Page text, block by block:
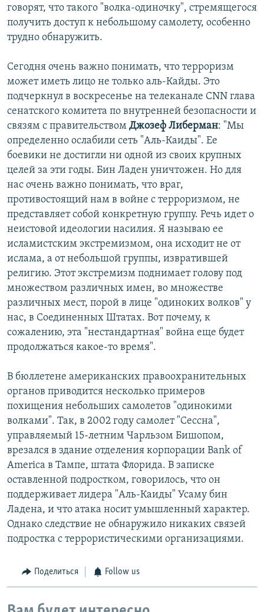
говорят, что такого "волка-одиночку", стремящегося
получить доступ к небольшому самолету, особенно
трудно обнаружить.
Сегодня очень важно понимать, что терроризм
может иметь лицо не только аль-Кайды. Это
подчеркнул в воскресенье на телеканале CNN глава
сенатского комитета по внутренней безопасности и
связям с правительством Джозеф Либерман: "Мы
определенно ослабили сеть "Аль-Каиды". Ее
боевики не достигли ни одной из своих крупных
целей за эти годы. Бин Ладен уничтожен. Но для
нас очень важно понимать, что враг,
противостоящий нам в войне с терроризмом, не
представляет собой конкретную группу. Речь идет о
неистовой идеологии насилия. Я называю ее
исламистским экстремизмом, она исходит не от
ислама, а от небольшой группы, извратившей
религию. Этот экстремизм поднимает голову под
множеством различных имен, во множестве
различных мест, порой в лице "одиноких волков" у
нас, в Соединенных Штатах. Вот почему, к
сожалению, эта "нестандартная" война еще будет
продолжаться какое-то время".
В бюллетене американских правоохранительных
органов приводится несколько примеров
похищения небольших самолетов "одинокими
волками". Так, в 2002 году самолет "Сессна",
управляемый 15-летним Чарльзом Бишопом,
врезался в здание отделения корпорации Bank of
America в Тампе, штата Флорида. В записке
оставленной подростком, говорилось, что он
поддерживает лидера "Аль-Каиды" Усаму бин
Ладена, и что атака носит умышленный характер.
Однако следствие не обнаружило никаких связей
подростка с террористическими организациями.
Поделиться Follow us